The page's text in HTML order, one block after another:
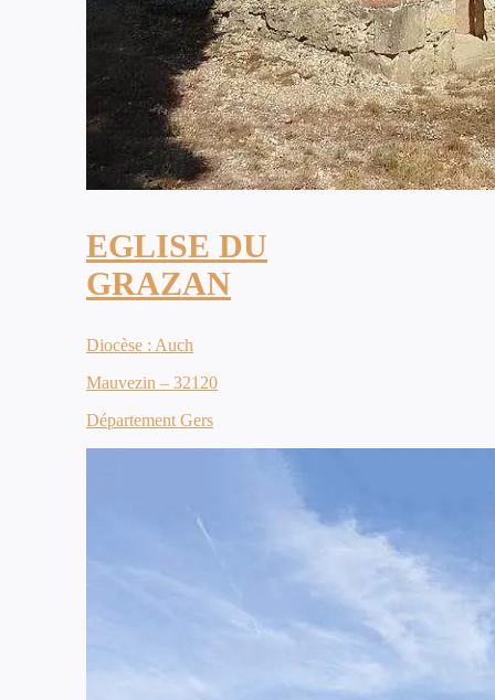
EGLISE DU
GRAZAN
Diocèse : Auch
Mauvezin – 32120
Département Gers